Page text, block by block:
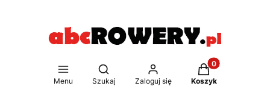
Menu
Otwórz wyszukiwarkę
Szukaj Zaloguj się
Produkty w
Koszyk